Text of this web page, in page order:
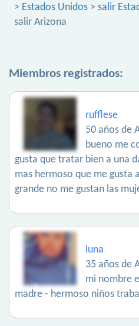
> Estados Unidos > salir
salir Arizona
Miembros registrados:
rufflese
50 años de
bueno me
gusta que tratar bien a una
mas hermoso que me gusta
grande no me gustan las
luna
35 años de
mi nombre
madre - hermoso niños